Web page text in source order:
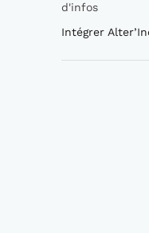
d'infos
Intégrer